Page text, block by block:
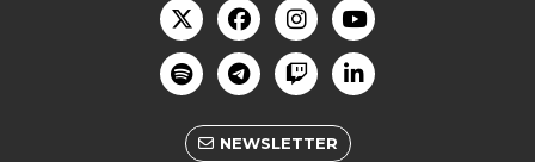
NEWSLETTER